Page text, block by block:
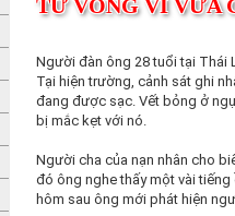
TỬ VONG VÌ VỪA
Người đàn ông 28 tuổi tại Thái
Tại hiện trường, cảnh sát ghi
đang được sạc. Vết bỏng ở
bị mắc kẹt với nó.
Người cha của nạn nhân cho
đó ông nghe thấy một vài
hôm sau ông mới phát hiện